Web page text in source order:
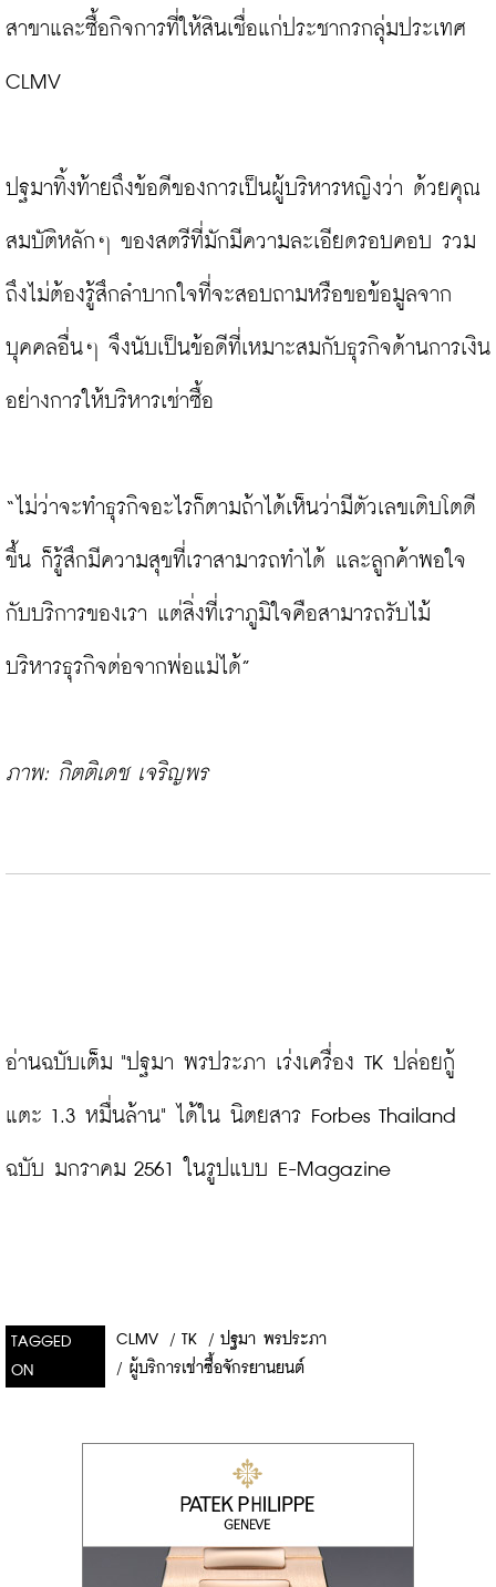
สาขาและซื้อกิจการที่ให้สินเชื่อแก่ประชากรกลุ่มประเทศ
CLMV
ปฐมาทิ้งท้ายถึงข้อดีของการเป็นผู้บริหารหญิงว่า ด้วยคุณ
สมบัติหลักๆ ของสตรีที่มักมีความละเอียดรอบคอบ รวม
ถึงไม่ต้องรู้สึกลำบากใจที่จะสอบถามหรือขอข้อมูลจาก
บุคคลอื่นๆ จึงนับเป็นข้อดีที่เหมาะสมกับธุรกิจด้านการเงิน
อย่างการให้บริหารเช่าซื้อ
“ไม่ว่าจะทำธุรกิจอะไรก็ตามถ้าได้เห็นว่ามีตัวเลขเติบโตดี
ขึ้น ก็รู้สึกมีความสุขที่เราสามารถทำได้ และลูกค้าพอใจ
กับบริการของเรา แต่สิ่งที่เราภูมิใจคือสามารถรับไม้
บริหารธุรกิจต่อจากพ่อแม่ได้”
ภาพ: กิตติเดช เจริญพร
อ่านฉบับเต็ม "ปฐมา พรประภา เร่งเครื่อง TK ปล่อยกู้
แตะ 1.3 หมื่นล้าน" ได้ใน นิตยสาร Forbes Thailand
ฉบับ มกราคม 2561 ในรูปแบบ E-Magazine
TAGGED
ON
CLMV / TK / ปฐมา พรประภา
/ ผู้บริการเช่าซื้อจักรยานยนต์